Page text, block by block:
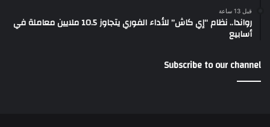
قبل 13 ساعة
رواندا.. نظام “إي كاش” للأداء الفوري يتجاوز 10.5 ملايين معاملة في
أسابيع
Subscribe to our channel